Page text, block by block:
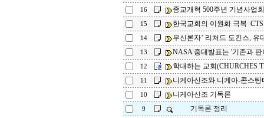
16 종교개혁 500주년 기념사업
15 한국교회의 이원화 극복 CTS
14 무신론자’ 리처드 도킨스, 유
13 NASA 중대발표는 '기존과
12 학대하는 교회(CHURCHES
11 니케아신조와 니케아-콘스
10 니케아신조 기독론
9 기독론 정리